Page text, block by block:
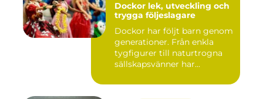
Dockor lek, utveckling och
trygga följeslagare
Dockor har följt barn genom
generationer. Från enkla
tygfigurer till naturtrogna
sällskapsvänner har...